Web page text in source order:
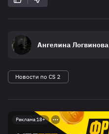
Ангелина Логвинова
Новости по CS 2
Реклама 18+